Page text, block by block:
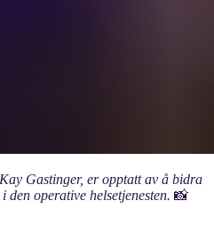
Gastinger, er opptatt av å bidra
operative helsetjenesten. 📸